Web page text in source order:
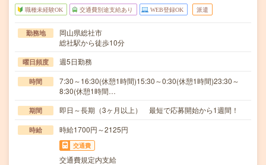
職種未経験OK 交通費別途支給あり WEB登録OK 派遣
勤務地
岡山県総社市
総社駅から徒歩10分
曜日頻度 週5日勤務
時間
7:30～16:30(休憩1時間)15:30～0:30(休憩1時間)23:30～
8:30(休憩1時間…
期間 即日～長期（3ヶ月以上） 最短で応募開始から1週間！
時給 時給1700円～2125円
交通費
交通費規定内支給